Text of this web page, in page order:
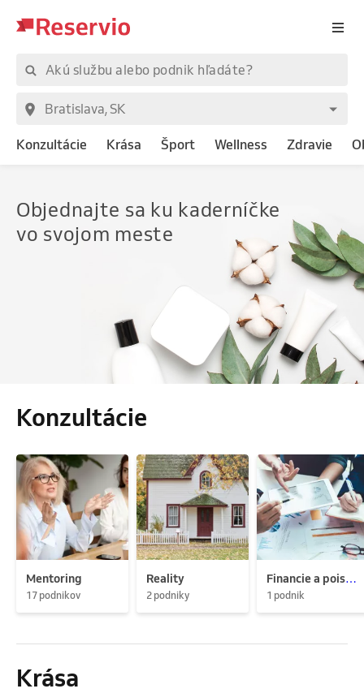
Konzultácie Krása Šport Wellness Zdravie
Objednajte sa ku kaderníčke
vo svojom meste
Konzultácie
Mentoring
17 podnikov
Reality
2 podniky
Financie a poistenie
1 podnik
Krása